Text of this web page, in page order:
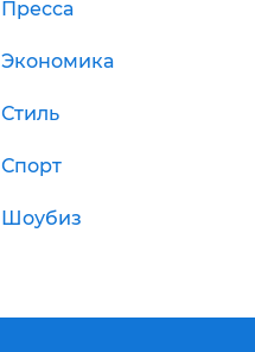
Пресса
Экономика
Стиль
Спорт
Шоубиз